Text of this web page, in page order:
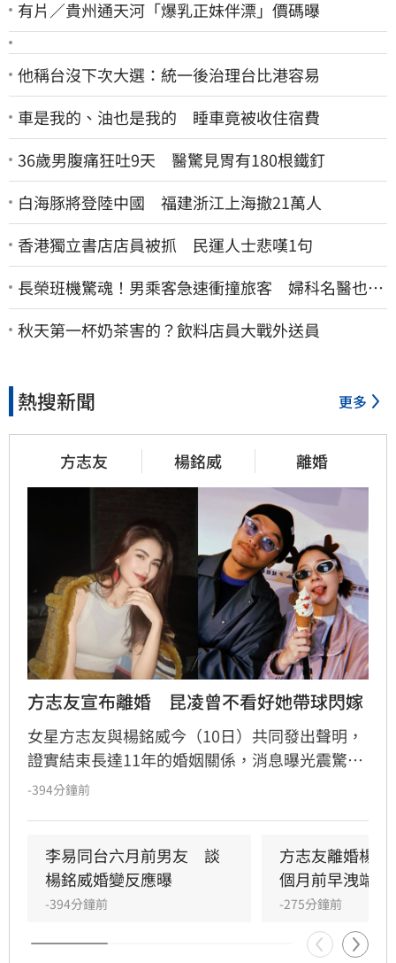
有片／貴州通天河「爆乳正妹伴漂」價碼曝
他稱台沒下次大選：統一後治理台比港容易
車是我的、油也是我的 睡車竟被收住宿費
36歲男腹痛狂吐9天 醫驚見胃有180根鐵釘
白海豚將登陸中國 福建浙江上海撤21萬人
香港獨立書店店員被抓 民運人士悲嘆1句
長榮班機驚魂！男乘客急速衝撞旅客 婦科名醫也掛
彩：全機卡半小時
秋天第一杯奶茶害的？飲料店員大戰外送員
熱搜新聞 更多
方志友 楊銘威 離婚
方志友宣布離婚　昆凌曾不看好她帶球閃嫁
女星方志友與楊銘威今（10日）共同發出聲明，
證實結束長達11年的婚姻關係，消息曝光震驚娛
樂圈。回顧兩人當年奉子成婚，作為證婚人的閨
屈，甚至曾為方志友的幸福暗自操心。面對外界
好奇離婚主因，雙方聲明中未詳談細節，僅強調
現階段最重要的是陪伴孩子成長，未來兩人將在
各自的人生與工作崗位上繼續努力，並感謝外界
對於家庭隱私的尊重，
-394分鐘前
李易同台六月前男友　談
楊銘威婚變反應曝
-394分鐘前
方志友離婚楊
個月前早洩端倪
-275分鐘前